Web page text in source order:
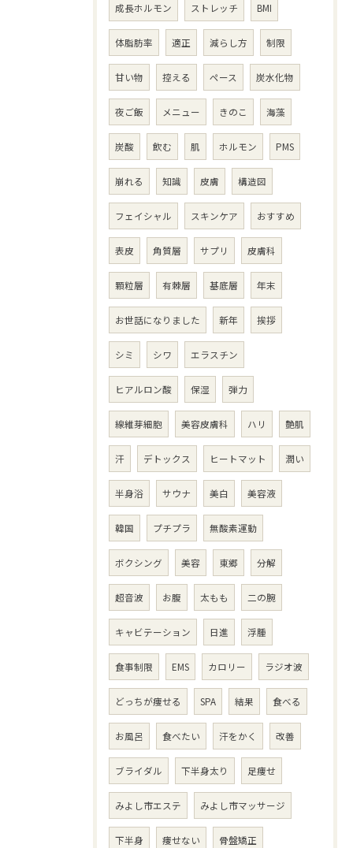
成長ホルモン ストレッチ BMI
体脂肪率 適正 減らし方 制限
甘い物 控える ペース 炭水化物
夜ご飯 メニュー きのこ 海藻
炭酸 飲む 肌 ホルモン PMS
崩れる 知識 皮膚 構造図
フェイシャル スキンケア おすすめ
表皮 角質層 サプリ 皮膚科
顆粒層 有棘層 基底層 年末
お世話になりました 新年 挨拶
シミ シワ エラスチン
ヒアルロン酸 保湿 弾力
線維芽細胞 美容皮膚科 ハリ 艶肌
汗 デトックス ヒートマット 潤い
半身浴 サウナ 美白 美容液
韓国 プチプラ 無酸素運動
ボクシング 美容 東郷 分解
超音波 お腹 太もも 二の腕
キャビテーション 日進 浮腫
食事制限 EMS カロリー ラジオ波
どっちが痩せる SPA 結果 食べる
お風呂 食べたい 汗をかく 改善
ブライダル 下半身太り 足痩せ
みよし市エステ みよし市マッサージ
下半身 痩せない 骨盤矯正